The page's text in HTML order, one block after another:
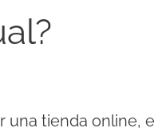
una tienda online,